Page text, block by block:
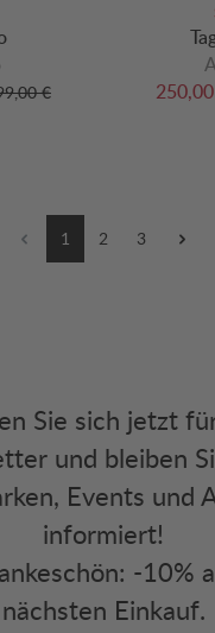
€
1 2 3
Sie sich jetzt
und bleiben
Events und
informiert!
-10%
nächsten Einkauf.